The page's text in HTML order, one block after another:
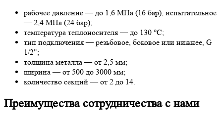
рабочее давление — до 1,6 МПа (16 бар), испытательное
— 2,4 МПа (24 бар);
температура теплоносителя — до 130 °С;
тип подключения — резьбовое, боковое или нижнее, G
1/2";
толщина металла — от 2,5 мм;
ширина — от 500 до 3000 мм;
количество секций — от 2 до 14.
Преимущества сотрудничества с нами